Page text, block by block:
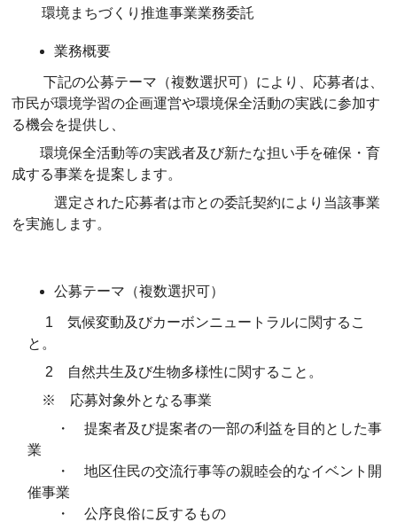
環境まちづくり推進事業業務委託
業務概要
下記の公募テーマ（複数選択可）により、応募者は、
市民が環境学習の企画運営や環境保全活動の実践に参加す
る機会を提供し、
環境保全活動等の実践者及び新たな担い手を確保・育
成する事業を提案します。
選定された応募者は市との委託契約により当該事業
を実施します。
公募テーマ（複数選択可）
1 気候変動及びカーボンニュートラルに関するこ
と。
2 自然共生及び生物多様性に関すること。
※ 応募対象外となる事業
・ 提案者及び提案者の一部の利益を目的とした事
業
・ 地区住民の交流行事等の親睦会的なイベント開
催事業
・ 公序良俗に反するもの